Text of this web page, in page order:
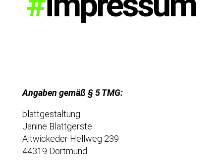
Angaben gemäß § 5 TMG:
blattgestaltung
Janine Blattgerste
Altwickeder Hellweg 239
44319 Dortmund